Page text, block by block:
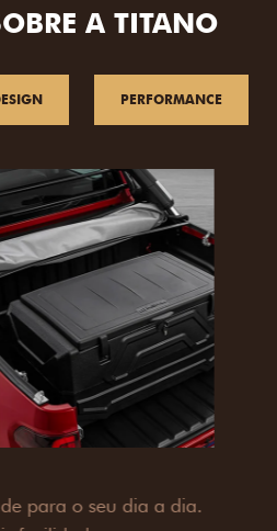
A TITANO
PERFORMANCE
qualquer desafio. O Pack